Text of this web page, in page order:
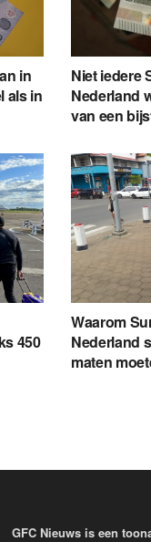
in
als in
Niet iedere
Nederland
van een
450
Waarom
Nederland
maten
GFC Nieuws is een